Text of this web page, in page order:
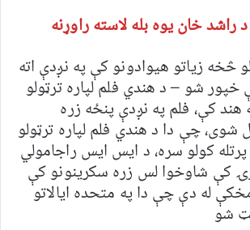
د راشد خان یوه بله لاسته راوړنه
څخه زیاتو هیوادونو کې په نږدې اته
خپور شو – د هندي فلم لپاره ترټولو
هند کې، فلم په نږدې پنځه زره
شوی، چې دا د هندي فلم لپاره ترټولو
کولو سره، د ایس ایس راجامولي
نړۍ کې شاوخوا لس زره سکرینونو کې
له دې چې دا په متحده ایالاتو
شو